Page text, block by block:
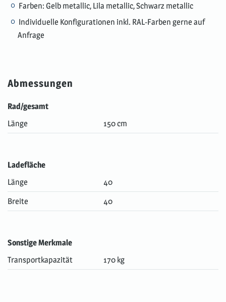
Farben: Gelb metallic, Lila metallic, Schwarz metallic
Individuelle Konfigurationen inkl. RAL-Farben gerne auf
Anfrage
Abmessungen
Rad/gesamt
Länge
150 cm
Ladefläche
Länge
40
Breite
40
Sonstige Merkmale
Transportkapazität
170 kg